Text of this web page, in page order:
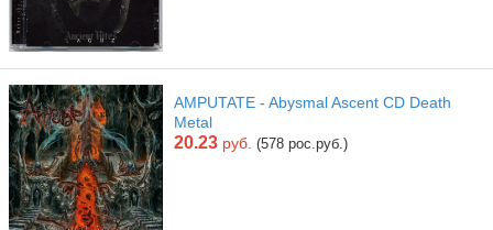
AMPUTATE - Abysmal Ascent CD Death
Metal
20.23 руб. (578 рос.руб.)